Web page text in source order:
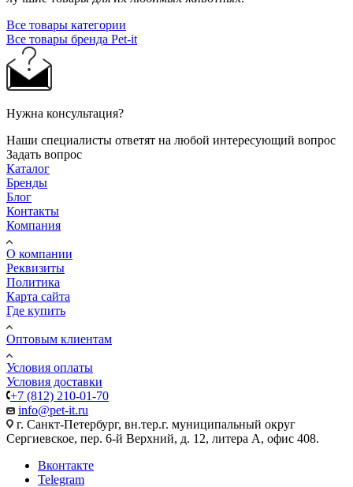
Все товары категории
Все товары бренда Pet-it
Нужна консультация?
Наши специалисты ответят на любой интересующий вопрос
Задать вопрос
Каталог
Бренды
Блог
Контакты
Компания
О компании
Реквизиты
Политика
Карта сайта
Где купить
Оптовым клиентам
Условия оплаты
Условия доставки
+7 (812) 210-01-70
info@pet-it.ru
г. Санкт-Петербург, вн.тер.г. муниципальный округ
Сергиевское, пер. 6-й Верхний, д. 12, литера А, офис 408.
Вконтакте
Telegram